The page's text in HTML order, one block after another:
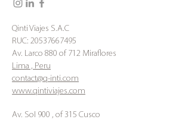
Qinti Viajes S.A.C
RUC: 20537667495
Av. Larco 880 of 712 Miraflores
Lima , Peru
contact@q-inti.com
www.qintiviajes.com
Av. Sol 900 , of 315 Cusco